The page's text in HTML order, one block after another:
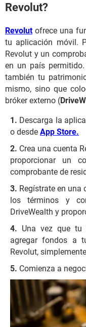
Revolut?
Revolutofrece una
tu aplicación móvil.
Revolut y un
en un país
también tu
mismo, sino que
bróker externo (
Descarga la
o desde App Store.
Crea una cuenta
proporcionar un
comprobante de
Regístrate en una
los términos y
DriveWealth y
Una vez que tu
agregar fondos a
Revolut,
Comienza a